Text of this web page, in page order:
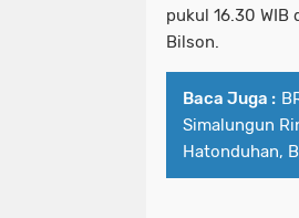
pukul 16.30
Bilson.
Baca Juga :
Simalungun
Hatonduhan,